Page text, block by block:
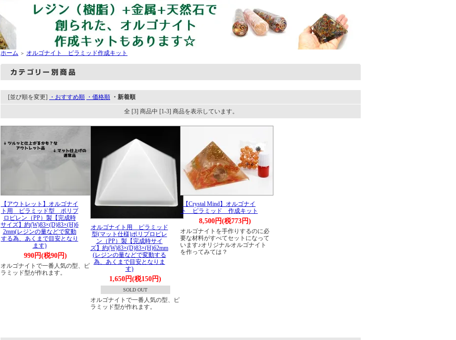
ホーム ＞ オルゴナイト ピラミッド作成キット
[並び順を変更] ・おすすめ順 ・価格順 ・新着順
全 [3] 商品中 [1-3] 商品を表示しています。
【アウトレット】オルゴナイ
ト用 ピラミッド型 ポリプ
ロピレン（PP）製【完成時
サイズ】約(W)83×(D)83×(H)6
2mm(レジンの量などで変動
する為、あくまで目安となり
ます)
990円(税90円)
オルゴナイトで一番人気の型、ピ
ラミッド型が作れます。
オルゴナイト用 ピラミッド
型(マット仕様)ポリプロピレ
ン（PP）製【完成時サイ
ズ】約(W)83×(D)83×(H)62mm
(レジンの量などで変動する
為、あくまで目安となりま
す)
1,650円(税150円)
SOLD OUT
オルゴナイトで一番人気の型、ピ
ラミッド型が作れます。
【Crystal Mind】オルゴナイ
ト ピラミッド 作成キット
8,500円(税773円)
オルゴナイトを手作りするのに必
要な材料がすべてセットになって
います♪オリジナルオルゴナイト
を作ってみては？